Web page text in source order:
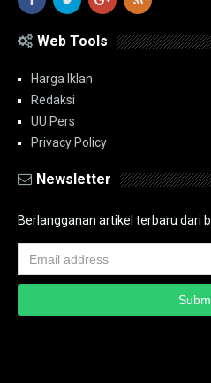
Web Tools
Harga Iklan
Redaksi
UU Pers
Privacy Policy
Newsletter
Berlangganan artikel terbaru dari